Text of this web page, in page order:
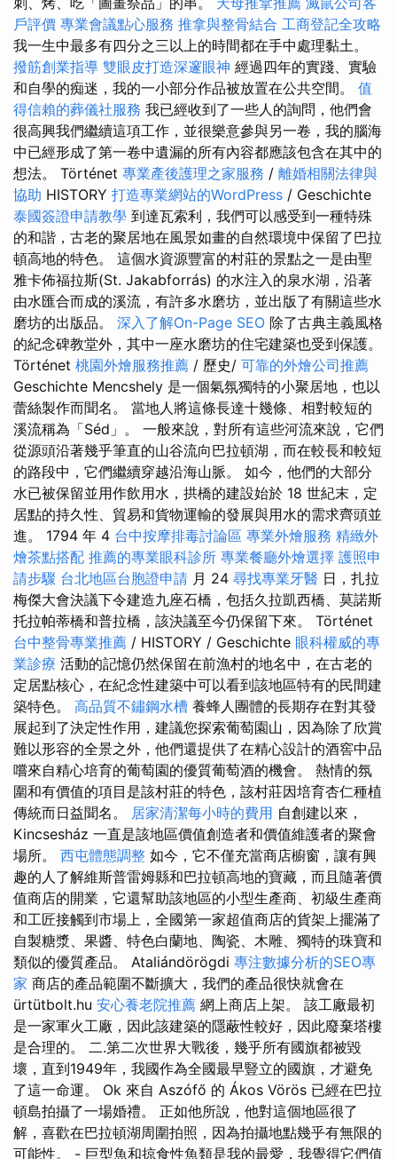
戶評價 專業會議點心服務 推拿與整骨結合 工商登記全攻略
我一生中最多有四分之三以上的時間都在手中處理黏土。
撥筋創業指導 雙眼皮打造深邃眼神 經過四年的實踐、實驗
和自學的痴迷，我的一小部分作品被放置在公共空間。 值
得信賴的葬儀社服務 我已經收到了一些人的詢問，他們會
很高興我們繼續這項工作，並很樂意參與另一卷，我的腦海
中已經形成了第一卷中遺漏的所有內容都應該包含在其中的
想法。 Történet 專業產後護理之家服務 / 離婚相關法律與
協助 HISTORY 打造專業網站的WordPress / Geschichte
泰國簽證申請教學 到達瓦索利，我們可以感受到一種特殊
的和諧，古老的聚居地在風景如畫的自然環境中保留了巴拉
頓高地的特色。 這個水資源豐富的村莊的景點之一是由聖
雅卡佈福拉斯(St. Jakabforrás) 的水注入的泉水湖，沿著
由水匯合而成的溪流，有許多水磨坊，並出版了有關這些水
磨坊的出版品。 深入了解On-Page SEO 除了古典主義風格
的紀念碑教堂外，其中一座水磨坊的住宅建築也受到保護。
Történet 桃園外燴服務推薦 / 歷史/ 可靠的外燴公司推薦
Geschichte Mencshely 是一個氣氛獨特的小聚居地，也以
蕾絲製作而聞名。 當地人將這條長達十幾條、相對較短的
溪流稱為「Séd」。 一般來說，對所有這些河流來說，它們
從源頭沿著幾乎筆直的山谷流向巴拉頓湖，而在較長和較短
的路段中，它們繼續穿越沿海山脈。 如今，他們的大部分
水已被保留並用作飲用水，拱橋的建設始於 18 世紀末，定
居點的持久性、貿易和貨物運輸的發展與用水的需求齊頭並
進。 1794 年 4 台中按摩排毒討論區 專業外燴服務 精緻外
燴茶點搭配 推薦的專業眼科診所 專業餐廳外燴選擇 護照申
請步驟 台北地區台胞證申請 月 24 尋找專業牙醫 日，扎拉
梅傑大會決議下令建造九座石橋，包括久拉凱西橋、莫諾斯
托拉帕蒂橋和普拉橋，該決議至今仍保留下來。 Történet
台中整骨專業推薦 / HISTORY / Geschichte 眼科權威的專
業診療 活動的記憶仍然保留在前漁村的地名中，在古老的
定居點核心，在紀念性建築中可以看到該地區特有的民間建
築特色。 高品質不鏽鋼水槽 養蜂人團體的長期存在對其發
展起到了決定性作用，建議您探索葡萄園山，因為除了欣賞
難以形容的全景之外，他們還提供了在精心設計的酒窖中品
嚐來自精心培育的葡萄園的優質葡萄酒的機會。 熱情的氛
圍和有價值的項目是該村莊的特色，該村莊因培育杏仁種植
傳統而日益聞名。 居家清潔每小時的費用 自創建以來，
Kincsesház 一直是該地區價值創造者和價值維護者的聚會
場所。 西屯體態調整 如今，它不僅充當商店櫥窗，讓有興
趣的人了解維斯普雷姆縣和巴拉頓高地的寶藏，而且隨著價
值商店的開業，它還幫助該地區的小型生產商、初級生產商
和工匠接觸到市場上，全國第一家超值商店的貨架上擺滿了
自製糖漿、果醬、特色白蘭地、陶瓷、木雕、獨特的珠寶和
類似的優質產品。 Ataliándörögdi 專注數據分析的SEO專
家 商店的產品範圍不斷擴大，我們的產品很快就會在
ürtütbolt.hu 安心養老院推薦 網上商店上架。 該工廠最初
是一家軍火工廠，因此該建築的隱蔽性較好，因此廢棄塔樓
是合理的。 二.第二次世界大戰後，幾乎所有國旗都被毀
壞，直到1949年，我國作為全國最早豎立的國旗，才避免
了這一命運。 Ok 來自 Aszófő 的 Ákos Vörös 已經在巴拉
頓島拍攝了一場婚禮。 正如他所說，他對這個地區很了
解，喜歡在巴拉頓湖周圍拍照，因為拍攝地點幾乎有無限的
可能性。 - 巨型魚和掠食性魚類是我的最愛，我覺得它們值